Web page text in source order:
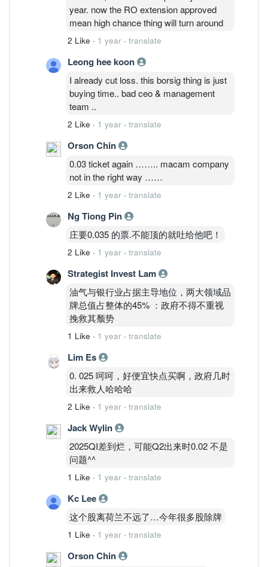
year. now the RO extension approved
mean high chance thing will turn around
2 Like · 1 year · translate
Leong hee koon
I already cut loss. this borsig thing is just
buying time.. bad ceo & management
team ..
2 Like · 1 year · translate
Orson Chin
0.03 ticket again …….. macam company
not in the right way ……
2 Like · 1 year · translate
Ng Tiong Pin
庄要0.035 的票.不能顶的就吐给他吧！
2 Like · 1 year · translate
Strategist Invest Lam
油气与银行业占据主导地位，两大领域品
牌总值占整体的45% ：政府不得不重视
挽救其颓势
1 Like · 1 year · translate
Lim Es
0. 025 呵呵，好便宜快点买啊，政府几时
出来救人哈哈哈
2 Like · 1 year · translate
Jack Wylin
2025QI差到烂，可能Q2出来时0.02 不是
问题^^
1 Like · 1 year · translate
Kc Lee
这个股离荷兰不远了…今年很多股除牌
1 Like · 1 year · translate
Orson Chin